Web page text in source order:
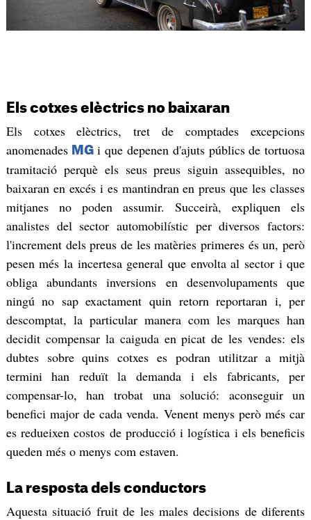
Els cotxes elèctrics no baixaran
Els cotxes elèctrics, tret de comptades excepcions
anomenades MGi que depenen d'ajuts públics de tortuosa
tramitació perquè els seus preus siguin assequibles, no
baixaran en excés i es mantindran en preus que les classes
mitjanes no poden assumir. Succeirà, expliquen els
analistes del sector automobilístic per diversos factors:
l'increment dels preus de les matèries primeres és un, però
pesen més la incertesa general que envolta al sector i que
obliga abundants inversions en desenvolupaments que
ningú no sap exactament quin retorn reportaran i, per
descomptat, la particular manera com les marques han
decidit compensar la caiguda en picat de les vendes: els
dubtes sobre quins cotxes es podran utilitzar a mitjà
termini han reduït la demanda i els fabricants, per
compensar-lo, han trobat una solució: aconseguir un
benefici major de cada venda. Venent menys però més car
es redueixen costos de producció i logística i els beneficis
queden més o menys com estaven.
La resposta dels conductors
Aquesta situació fruit de les males decisions de diferents